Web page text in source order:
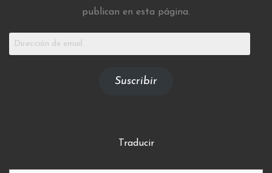
publican en esta página.
Dirección
Suscribir
Traducir